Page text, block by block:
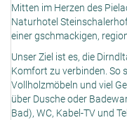
Mitten im Herzen des
Naturhotel
einer gschmackigen,
Unser Ziel ist es, die
Komfort zu verbinden. So
Vollholzmöbeln und viel
über Dusche oder
Bad), WC, Kabel-TV und